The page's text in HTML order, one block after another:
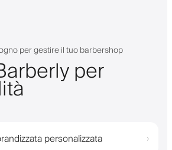
per gestire il tuo barbershop
per
personalizzata ›